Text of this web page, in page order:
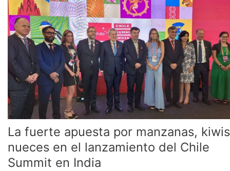
La fuerte apuesta por manzanas,
nueces en el lanzamiento del Chile
Summit en India
fuerte
apuesta
por
manzanas,
nueces
en
lanzamiento
del
Chile
Summit
India